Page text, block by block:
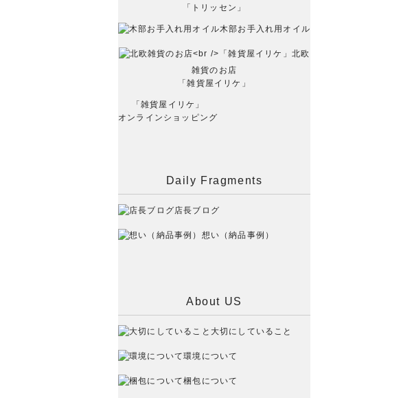
「トリッセン」
木部お手入れ用オイル
北欧
雑貨のお店
「雑貨屋イリケ」
「雑貨屋イリケ」
オンラインショッピング
Daily Fragments
店長ブログ
想い（納品事例）
About US
大切にしていること
環境について
梱包について